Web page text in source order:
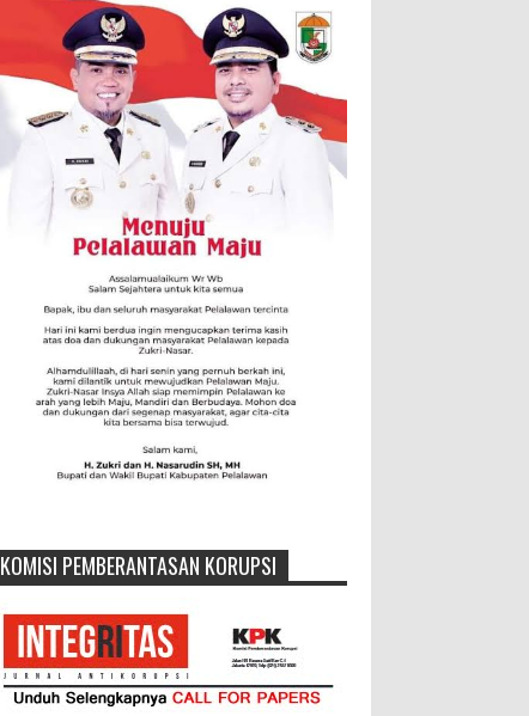
KOMISI PEMBERANTASAN KORUPSI